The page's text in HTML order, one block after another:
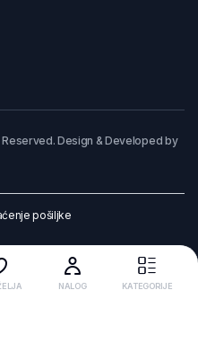
Design & Developed by
pošiljke
NALOG KATEGORIJE